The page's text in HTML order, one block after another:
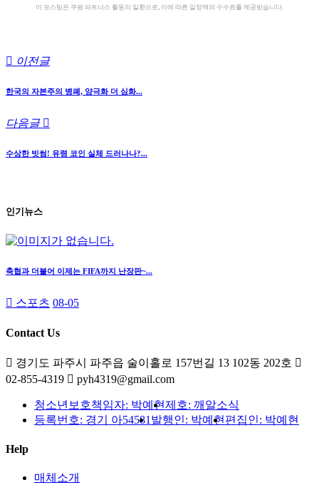
이 포스팅은 쿠팡 파트너스 활동의 일환으로, 이에 따른 일정액의 수수료를 제공받습니다.
이전글
한국의 자본주의 병폐, 양극화 더 심화...
다음글
수상한 빗썸! 유령 코인 실체 드러나나?...
인기뉴스
축협과 더불어 이제는 FIFA까지 난장판~...
스포츠 08-05
Contact Us
경기도 파주시 파주읍 술이홀로 157번길 13 102동 202호
02-855-4319
pyh4319@gmail.com
청소년보호책임자: 박예현제호: 깨알소식
등록번호: 경기 아54581 발행인: 박예현 편집인: 박예현
Help
매체소개